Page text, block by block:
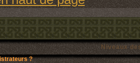
Niveaux
?